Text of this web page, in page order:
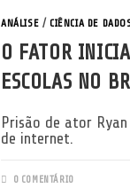
ANÁLISE /CIÊNCIA DE
O FATOR
ESCOLAS NO
Prisão de ator
de internet.
0 COMENTÁRIO